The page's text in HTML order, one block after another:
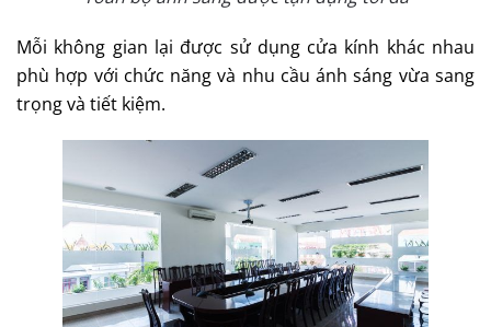
Mỗi không gian lại được sử dụng cửa kính khác nhau
phù hợp với chức năng và nhu cầu ánh sáng vừa sang
trọng và tiết kiệm.